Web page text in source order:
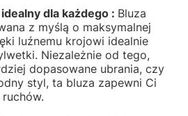
dla każdego : Bluza
z myślą o maksymalnej
luźnemu krojowi idealnie
Niezależnie od tego,
dopasowane ubrania, czy
styl, ta bluza zapewni Ci